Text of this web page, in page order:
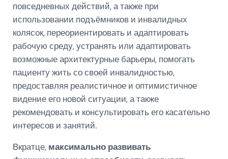
повседневных действий, а также при
использовании подъёмников и инвалидных
колясок, переориентировать и адаптировать
рабочую среду, устранять или адаптировать
возможные архитектурные барьеры, помогать
пациенту жить со своей инвалидностью,
предоставляя реалистичное и оптимистичное
видение его новой ситуации, а также
рекомендовать и консультировать его касательно
интересов и занятий.
Вкратце, максимально развивать